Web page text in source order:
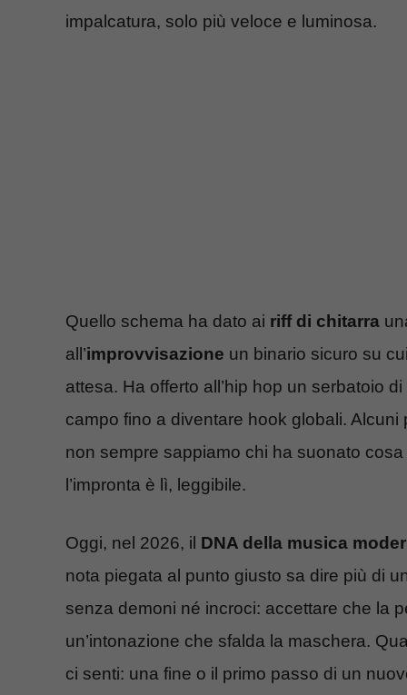
impalcatura, solo più veloce e luminosa.
Quello schema ha dato ai riff di chitarra
all’improvvisazione un binario sicuro su
attesa. Ha offerto all’hip hop un serbatoio
campo fino a diventare hook globali.
non sempre sappiamo chi ha suonato
l’impronta è lì, leggibile.
Oggi, nel 2026, il DNA della musica
nota piegata al punto giusto sa dire più di
senza demoni né incroci: accettare che la
un’intonazione che sfalda la maschera.
ci senti: una fine o il primo passo di un